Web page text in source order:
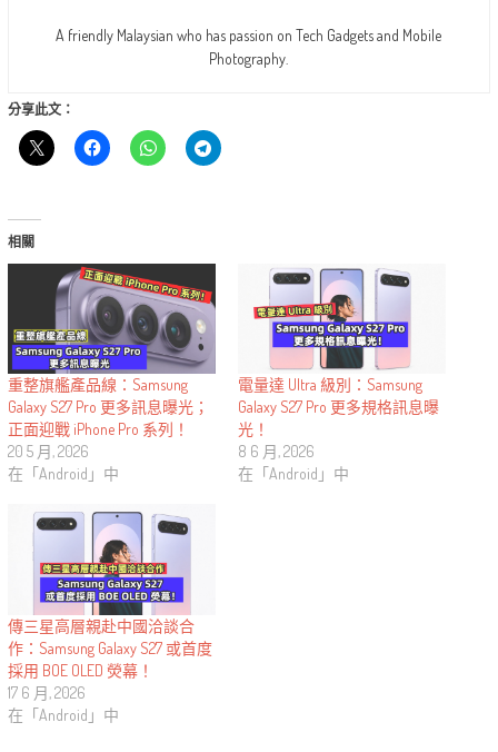
A friendly Malaysian who has passion on Tech Gadgets and Mobile
Photography.
分享此文：
相關
重整旗艦產品線：Samsung
Galaxy S27 Pro 更多訊息曝光；
正面迎戰 iPhone Pro 系列！
20 5 月, 2026
在「Android」中
電量達 Ultra 級別：Samsung
Galaxy S27 Pro 更多規格訊息曝
光！
8 6 月, 2026
在「Android」中
傳三星高層親赴中國洽談合
作：Samsung Galaxy S27 或首度
採用 BOE OLED 熒幕！
17 6 月, 2026
在「Android」中